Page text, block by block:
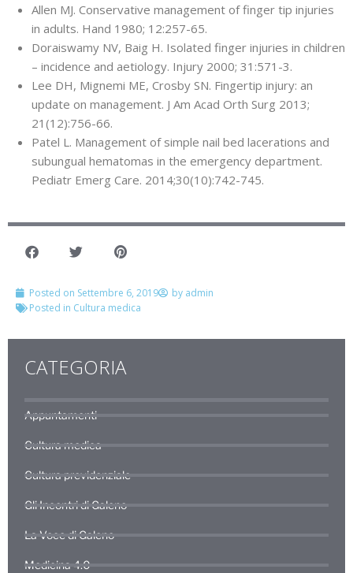
Allen MJ. Conservative management of finger tip injuries
in adults. Hand 1980; 12:257-65.
Doraiswamy NV, Baig H. Isolated finger injuries in children
– incidence and aetiology. Injury 2000; 31:571-3.
Lee DH, Mignemi ME, Crosby SN. Fingertip injury: an
update on management. J Am Acad Orth Surg 2013;
21(12):756-66.
Patel L. Management of simple nail bed lacerations and
subungual hematomas in the emergency department.
Pediatr Emerg Care. 2014;30(10):742-745.
Posted on Settembre 6, 2019 by admin
Posted in Cultura medica
CATEGORIA
Appuntamenti
Cultura medica
Cultura previdenziale
Gli Incontri di Galeno
La Voce di Galeno
Medicina 4.0